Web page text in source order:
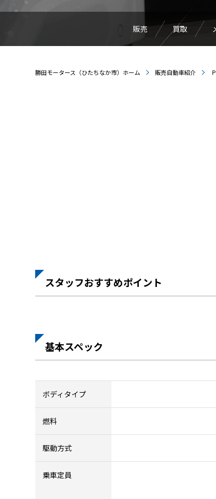
販売 買取
勝田モータース（ひたちなか市）ホーム 販売自動車紹介
スタッフおすすめポイント
基本スペック
ボディタイプ
燃料
駆動方式
乗車定員